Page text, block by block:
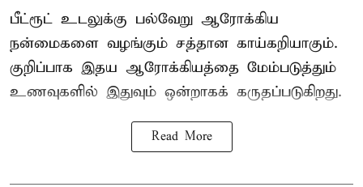
பீட்ரூட் உடலுக்கு பல்வேறு ஆரோக்கிய
நன்மைகளை வழங்கும் சத்தான காய்கறியாகும்.
குறிப்பாக இதய ஆரோக்கியத்தை மேம்படுத்தும்
உணவுகளில் இதுவும் ஒன்றாகக் கருதப்படுகிறது.
Read More